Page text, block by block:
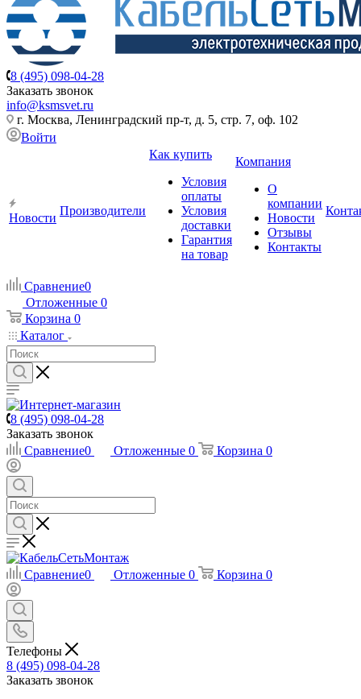
8 (495) 098-04-28
Заказать звонок
info@ksmsvet.ru
г. Москва, Ленинградский пр-т, д. 5, стр. 7, оф. 102
Войти
Новости
Производители
Как купить
Условия
оплаты
Условия
доставки
Гарантия
на товар
Компания
О
компании
Новости
Отзывы
Контакты
Сравнение0
Отложенные 0
Корзина 0
Каталог
8 (495) 098-04-28
Заказать звонок
Сравнение0 Отложенные 0 Корзина 0
Сравнение0 Отложенные 0 Корзина 0
Телефоны
8 (495) 098-04-28
Заказать звонок